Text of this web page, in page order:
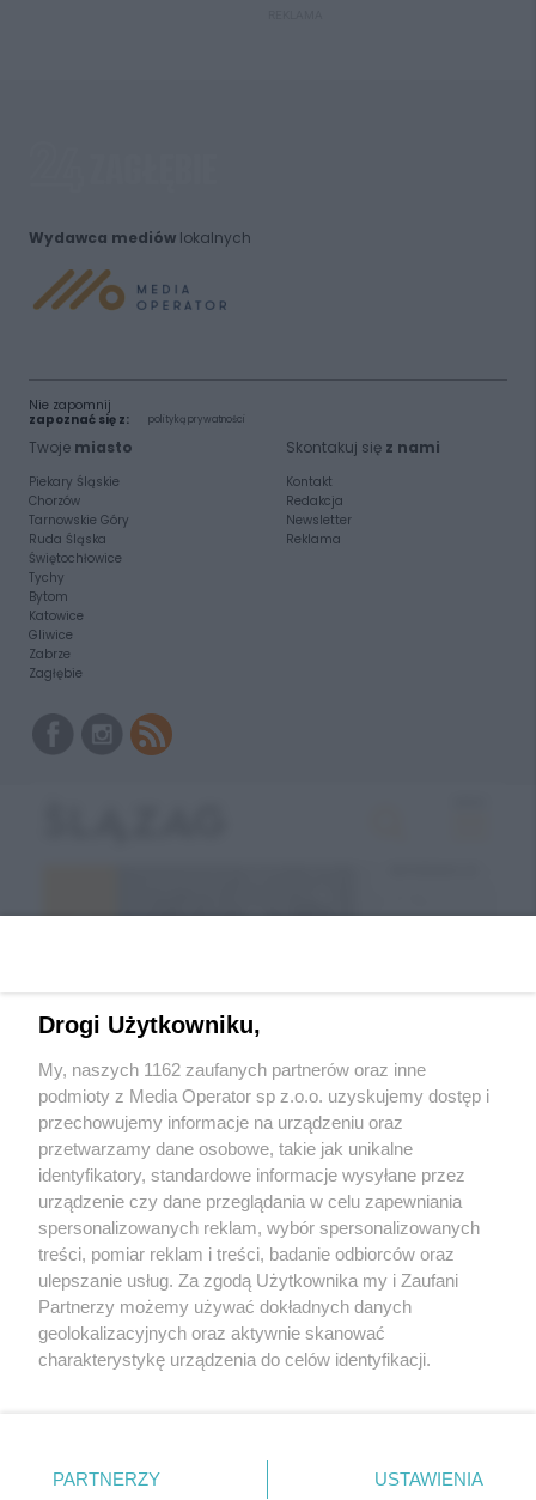
Wydawca mediówlokalnych
Nie zapomnij
zapoznać się z:
polityką prywatności
Twoje miasto
Piekary Śląskie
Chorzów
Tarnowskie Góry
Ruda Śląska
Świętochłowice
Tychy
Bytom
Katowice
Gliwice
Zabrze
Zagłębie
Skontakuj się z nami
Kontakt
Redakcja
Newsletter
Reklama
Wróć do strony głównej
ślązag.pl
0%
Drogi Użytkowniku,
My, naszych 1162 zaufanych partnerów oraz inne
podmioty z Media Operator sp z.o.o. uzyskujemy dostęp i
przechowujemy informacje na urządzeniu oraz
przetwarzamy dane osobowe, takie jak unikalne
identyfikatory, standardowe informacje wysyłane przez
urządzenie czy dane przeglądania w celu zapewniania
spersonalizowanych reklam, wybór spersonalizowanych
treści, pomiar reklam i treści, badanie odbiorców oraz
ulepszanie usług. Za zgodą Użytkownika my i Zaufani
Partnerzy możemy używać dokładnych danych
geolokalizacyjnych oraz aktywnie skanować
charakterystykę urządzenia do celów identyfikacji.
zmienić/wycofać klikając przycisk ustawień prywatności
znajdujący się w lewym dolnym rogu strony
PARTNERZY USTAWIENIA